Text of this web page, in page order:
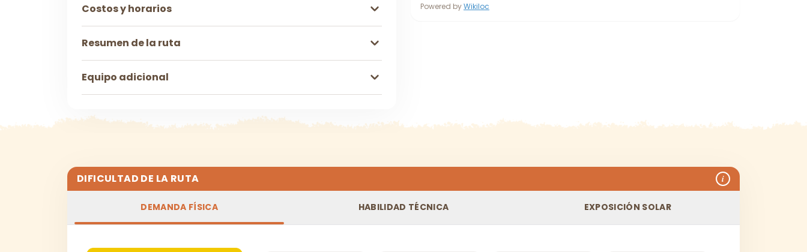
Costos y horarios
Resumen de la ruta
Equipo adicional
Powered byWikiloc
DIFICULTAD DE LA RUTA i
DEMANDA FÍSICA HABILIDAD TÉCNICA EXPOSICIÓN SOLAR